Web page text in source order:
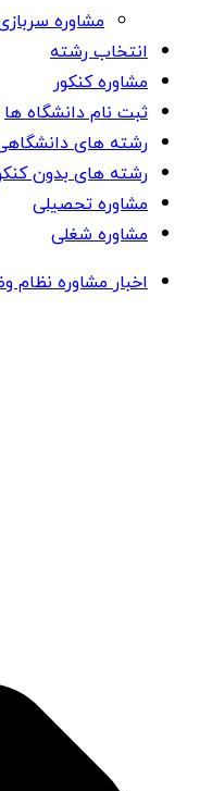
مشاوره
انتخاب رشته
مشاوره کنکور
ثبت نام دانشگاه ها
رشته های
رشته های بدون
مشاوره تحصیلی
مشاوره شغلی
اخبار مشاوره نظام